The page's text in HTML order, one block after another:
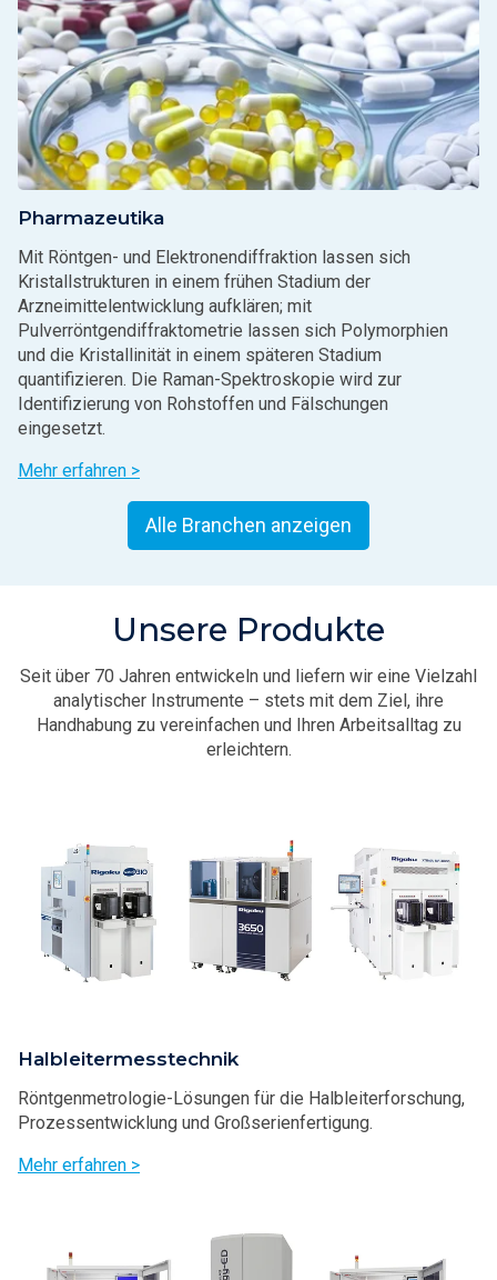
Pharmazeutika
Mit Röntgen- und Elektronendiffraktion lassen sich
Kristallstrukturen in einem frühen Stadium der
Arzneimittelentwicklung aufklären; mit
Pulverröntgendiffraktometrie lassen sich Polymorphien
und die Kristallinität in einem späteren Stadium
quantifizieren. Die Raman-Spektroskopie wird zur
Identifizierung von Rohstoffen und Fälschungen
eingesetzt.
Mehr erfahren >
Alle Branchen anzeigen
Unsere Produkte
Seit über 70 Jahren entwickeln und liefern wir eine Vielzahl
analytischer Instrumente – stets mit dem Ziel, ihre
Handhabung zu vereinfachen und Ihren Arbeitsalltag zu
erleichtern.
Halbleitermesstechnik
Röntgenmetrologie-Lösungen für die Halbleiterforschung,
Prozessentwicklung und Großserienfertigung.
Mehr erfahren >